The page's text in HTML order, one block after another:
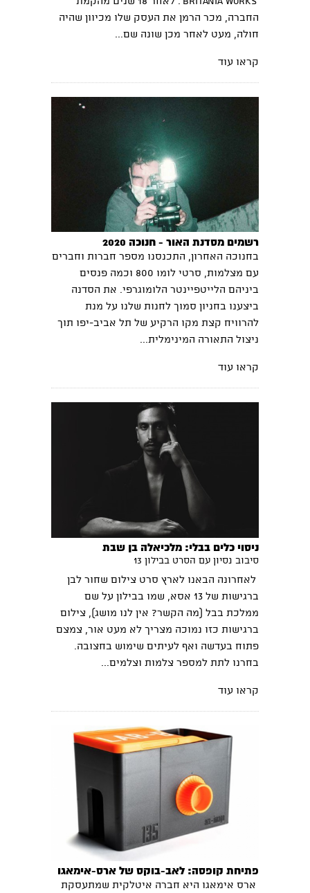
החברה, מכר הרמן את העסק שלו מכיוון שהיה
חולה, מעט לאחר מכן שונה שם...
קראו עוד
רשמים מסדנת האור - חנוכה 2020
בחנוכה האחרון, התכנסנו מספר חברות וחברים
עם מצלמות, סרטי לומו 800 וכמה פנסים
ביניהם הלייטפיינטר הלומוגרפי. את הסדנה
ביצענו בחניון סמוך לחנות שלנו על מנת
להרוויח קצת מקו הרקיע של תל אביב-יפו תוך
ניצול התאורה המינימלית...
קראו עוד
ניסוי כלים בבלי: מלכיאלה בן שבת
סיבוב נסיון עם הסרט בבילון 13
לאחרונה הבאנו לארץ סרט צילום שחור לבן
ברגישות של 13 אסא, שמו בבילון על שם
ממלכת בבל (מה הקשר? אין לנו מושג), צילום
ברגישות כזו נמוכה מצריך לא מעט אור, צמצם
פתוח בעדשה ואף לעיתים שימוש בחצובה.
בחרנו לתת למספר צלמות וצלמים...
קראו עוד
פתיחת קופסה: לאב-בוקס של ארס-אימאגו
ארס אימאגו היא חברה איטלקית שמתעסקת